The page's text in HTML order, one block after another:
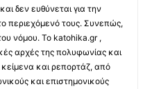
δεν ευθύνεται για την
περιεχόμενό τους. Συνεπώς,
νόμου. Το katohika.gr ,
αρχές της πολυφωνίας και
και ρεπορτάζ, από
και επιστημονικούς